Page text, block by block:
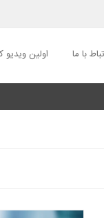
با ما اولین ویدیو